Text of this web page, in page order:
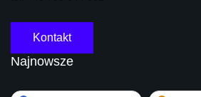
Kontakt
Najnowsze